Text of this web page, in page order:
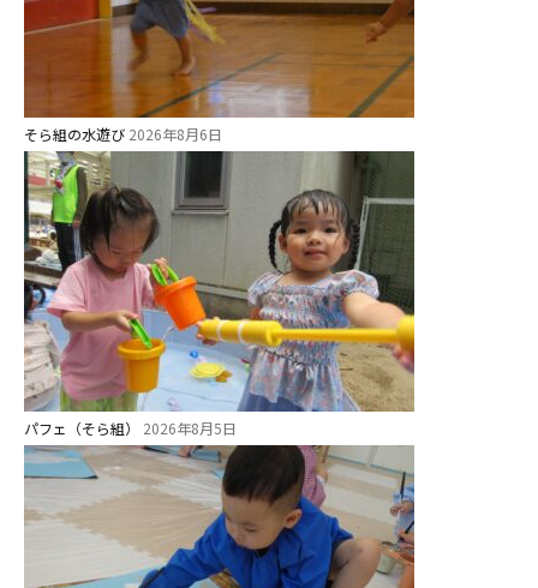
そら組の水遊び 2026年8月6日
パフェ（そら組） 2026年8月5日